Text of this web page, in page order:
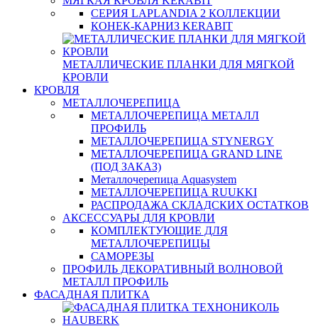
СЕРИЯ LAPLANDIA 2 КОЛЛЕКЦИИ
КОНЕК-КАРНИЗ KERABIT
МЕТАЛЛИЧЕСКИЕ ПЛАНКИ ДЛЯ МЯГКОЙ
КРОВЛИ
КРОВЛЯ
МЕТАЛЛОЧЕРЕПИЦА
МЕТАЛЛОЧЕРЕПИЦА МЕТАЛЛ
ПРОФИЛЬ
МЕТАЛЛОЧЕРЕПИЦА STYNERGY
МЕТАЛЛОЧЕРЕПИЦА GRAND LINE
(ПОД ЗАКАЗ)
Металлочерепица Aquasystem
МЕТАЛЛОЧЕРЕПИЦА RUUKKI
РАСПРОДАЖА СКЛАДСКИХ ОСТАТКОВ
АКСЕССУАРЫ ДЛЯ КРОВЛИ
КОМПЛЕКТУЮЩИЕ ДЛЯ
МЕТАЛЛОЧЕРЕПИЦЫ
САМОРЕЗЫ
ПРОФИЛЬ ДЕКОРАТИВНЫЙ ВОЛНОВОЙ
МЕТАЛЛ ПРОФИЛЬ
ФАСАДНАЯ ПЛИТКА